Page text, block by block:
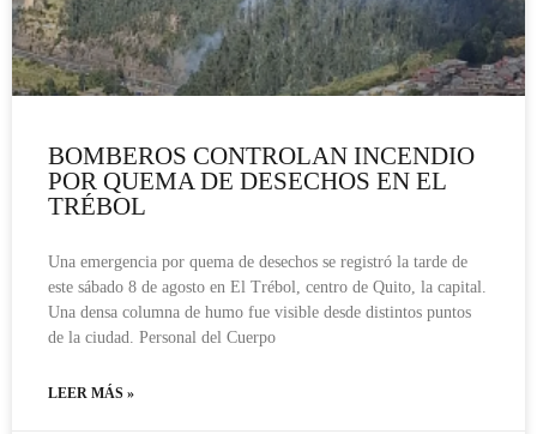
BOMBEROS CONTROLAN INCENDIO
POR QUEMA DE DESECHOS EN EL
TRÉBOL
Una emergencia por quema de desechos se registró la tarde de
este sábado 8 de agosto en El Trébol, centro de Quito, la capital.
Una densa columna de humo fue visible desde distintos puntos
de la ciudad. Personal del Cuerpo
LEER MÁS »